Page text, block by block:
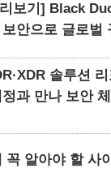
보기] Black
안으로 글로벌
솔루션
과 만나 보안
알아야 할 사